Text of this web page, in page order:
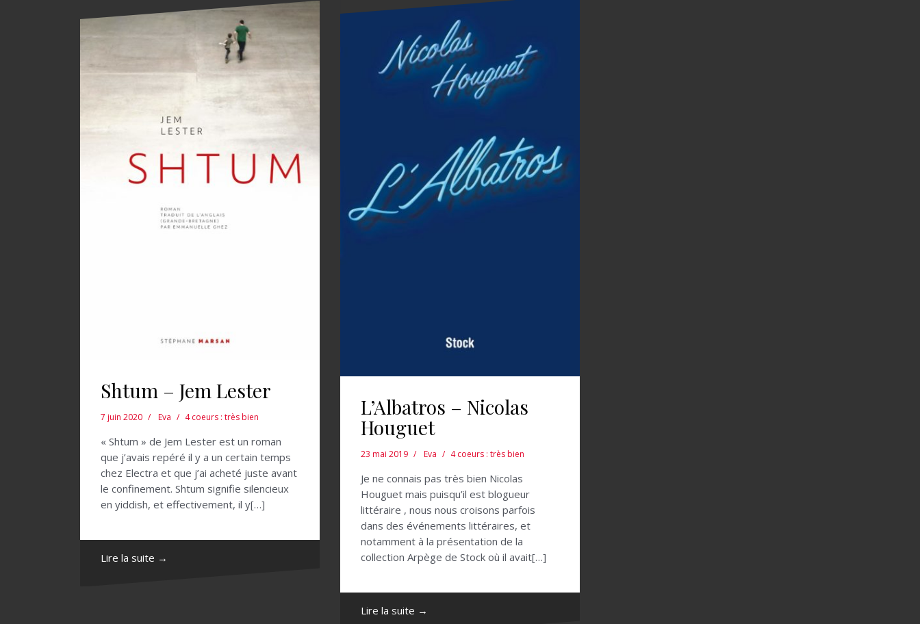
Shtum – Jem Lester
7 juin 2020 Eva 4 coeurs : très bien
« Shtum » de Jem Lester est un roman
que j’avais repéré il y a un certain temps
chez Electra et que j’ai acheté juste avant
le confinement. Shtum signifie silencieux
en yiddish, et effectivement, il y[…]
Lire la suite →
L’Albatros – Nicolas
Houguet
23 mai 2019 Eva 4 coeurs : très bien
Je ne connais pas très bien Nicolas
Houguet mais puisqu’il est blogueur
littéraire , nous nous croisons parfois
dans des événements littéraires, et
notamment à la présentation de la
collection Arpège de Stock où il avait[…]
Lire la suite →